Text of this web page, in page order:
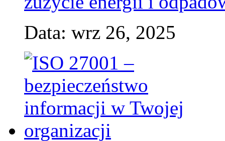
Data: wrz 26, 2025